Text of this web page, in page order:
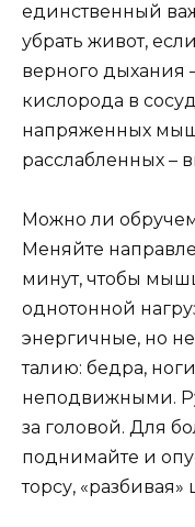
единственный
убрать живот,
верного дыхания
кислорода в
напряженных
расслабленных –
Можно ли
Меняйте
минут, чтобы
однотонной
энергичные, но
талию: бедра,
неподвижными.
за головой. Для
поднимайте и
торсу, «разбивая»